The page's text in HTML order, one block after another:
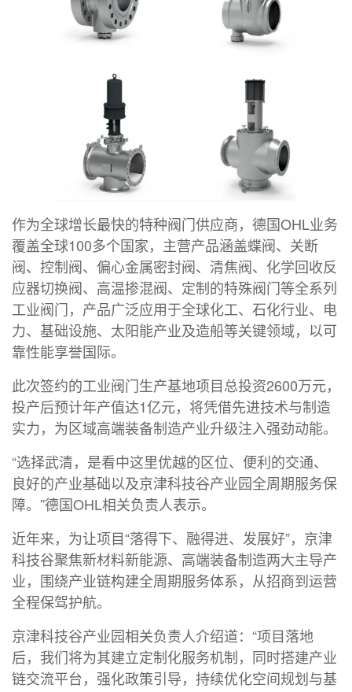
作为全球增长最快的特种阀门供应商，德国OHL业务
覆盖全球100多个国家，主营产品涵盖蝶阀、关断
阀、控制阀、偏心金属密封阀、清焦阀、化学回收反
应器切换阀、高温掺混阀、定制的特殊阀门等全系列
工业阀门，产品广泛应用于全球化工、石化行业、电
力、基础设施、太阳能产业及造船等关键领域，以可
靠性能享誉国际。
此次签约的工业阀门生产基地项目总投资2600万元，
投产后预计年产值达1亿元，将凭借先进技术与制造
实力，为区域高端装备制造产业升级注入强劲动能。
“选择武清，是看中这里优越的区位、便利的交通、
良好的产业基础以及京津科技谷产业园全周期服务保
障。”德国OHL相关负责人表示。
近年来，为让项目“落得下、融得进、发展好”，京津
科技谷聚焦新材料新能源、高端装备制造两大主导产
业，围绕产业链构建全周期服务体系，从招商到运营
全程保驾护航。
京津科技谷产业园相关负责人介绍道：“项目落地
后，我们将为其建立定制化服务机制，同时搭建产业
链交流平台，强化政策引导，持续优化空间规划与基